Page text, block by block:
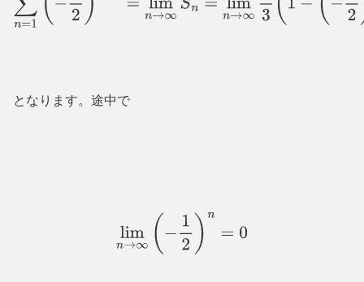
∑n = 1 ∞(−12 ) =limn→∞ Sn =limn→∞ 23 (1 − (−1 2 )n) =2
となります。途中で
limn→∞(−12 )n 0